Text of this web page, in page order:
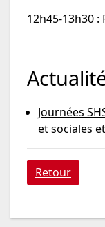
12h45-13h30
Journées
et sociales
Retour